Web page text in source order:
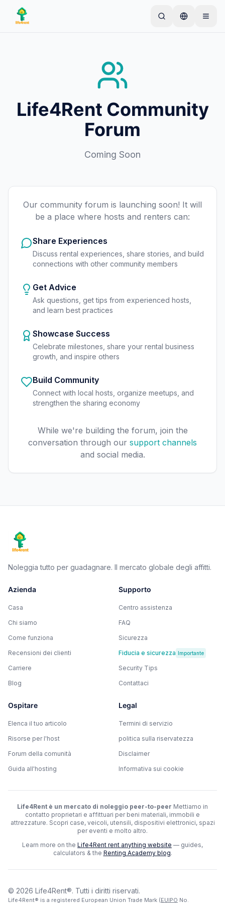
Skip to main content
parte dei proprietari inizia con un solo articolo. Gli
annunci vanno online dopo controlli di base.
Crea il tuo primo annuncio Solo annunci verificati
Life4Rent Community
Forum
Coming Soon
Our community forum is launching soon! It will
be a place where hosts and renters can:
Share Experiences
Discuss rental experiences, share stories, and build
connections with other community members
Get Advice
Ask questions, get tips from experienced hosts,
and learn best practices
Showcase Success
Celebrate milestones, share your rental business
growth, and inspire others
Build Community
Connect with local hosts, organize meetups, and
strengthen the sharing economy
While we're building the forum, join the
conversation through our support channels
and social media.
Noleggia tutto per guadagnare. Il mercato globale degli affitti.
Azienda
Casa
Chi siamo
Come funziona
Recensioni dei clienti
Carriere
Blog
Supporto
Centro assistenza
FAQ
Sicurezza
Fiducia e sicurezza Importante
Security Tips
Contattaci
Ospitare
Elenca il tuo articolo
Risorse per l'host
Forum della comunità
Guida all'hosting
Legal
Termini di servizio
politica sulla riservatezza
Disclaimer
Informativa sui cookie
Life4Rent è un mercato di noleggio peer-to-peer Mettiamo in
contatto proprietari e affittuari per beni materiali, immobili e
attrezzature. Scopri case, veicoli, utensili, dispositivi elettronici, spazi
per eventi e molto altro.
Learn more on the Life4Rent rent anything website — guides,
calculators & the Renting Academy blog.
© 2026 Life4Rent®. Tutti i diritti riservati.
Life4Rent® is a registered European Union Trade Mark (EUIPO No.